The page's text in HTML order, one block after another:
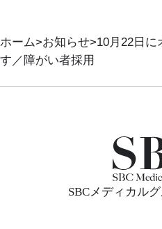
ホーム お知らせ 10月22日に
す／障がい者採用
SBCメディカル